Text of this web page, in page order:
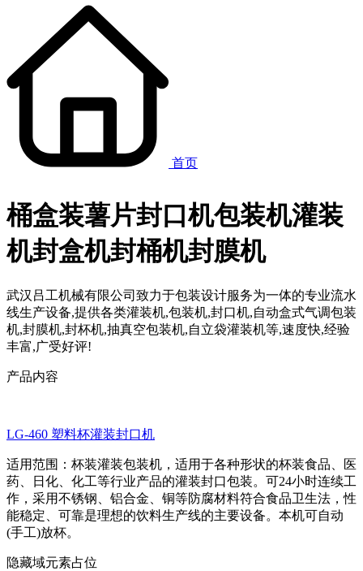
首页
桶盒装薯片封口机包装机灌装
机封盒机封桶机封膜机
武汉吕工机械有限公司致力于包装设计服务为一体的专业流水
线生产设备,提供各类灌装机,包装机,封口机,自动盒式气调包装
机,封膜机,封杯机,抽真空包装机,自立袋灌装机等,速度快,经验
丰富,广受好评!
产品内容
LG-460 塑料杯灌装封口机
适用范围：杯装灌装包装机，适用于各种形状的杯装食品、医
药、日化、化工等行业产品的灌装封口包装。可24小时连续工
作，采用不锈钢、铝合金、铜等防腐材料符合食品卫生法，性
能稳定、可靠是理想的饮料生产线的主要设备。本机可自动
(手工)放杯。
隐藏域元素占位